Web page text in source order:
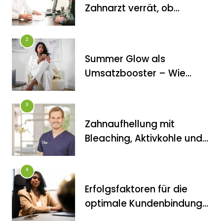
Zahnarzt verrät, ob
2
Summer Glow als
Umsatzbooster – Wie
3
Zahnaufhellung mit
Bleaching, Aktivkohle und
4
Erfolgsfaktoren für die
optimale Kundenbindung
FITNESS
Die perfekten Liegestütze
FITNESS
Inanna Medical Spa als einziges